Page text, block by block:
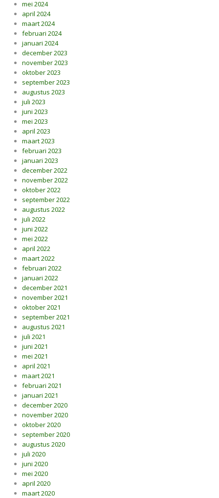
mei 2024
april 2024
maart 2024
februari 2024
januari 2024
december 2023
november 2023
oktober 2023
september 2023
augustus 2023
juli 2023
juni 2023
mei 2023
april 2023
maart 2023
februari 2023
januari 2023
december 2022
november 2022
oktober 2022
september 2022
augustus 2022
juli 2022
juni 2022
mei 2022
april 2022
maart 2022
februari 2022
januari 2022
december 2021
november 2021
oktober 2021
september 2021
augustus 2021
juli 2021
juni 2021
mei 2021
april 2021
maart 2021
februari 2021
januari 2021
december 2020
november 2020
oktober 2020
september 2020
augustus 2020
juli 2020
juni 2020
mei 2020
april 2020
maart 2020